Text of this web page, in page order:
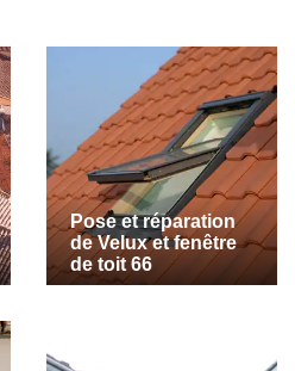
Pose et réparation
de Velux et fenêtre
de toit 66